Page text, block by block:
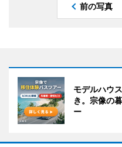
前の写真
モデルハウ
き。宗像の
ー